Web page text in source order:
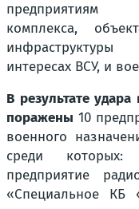
предприятиям
комплекса,
интересах ВСУ, и
В результате
поражены 10
военного
среди
предприятие
«Специальное КБ